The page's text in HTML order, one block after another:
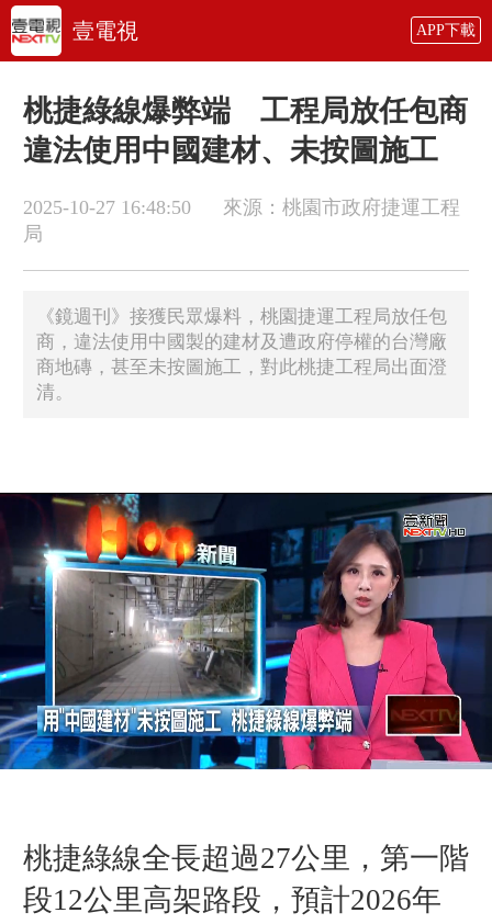
壹電視 APP下載
桃捷綠線爆弊端 工程局放任包商
違法使用中國建材、未按圖施工
2025-10-27 16:48:50
來源：桃園市政府捷運工程
局
《鏡週刊》接獲民眾爆料，桃園捷運工程局放任包
商，違法使用中國製的建材及遭政府停權的台灣廠
商地磚，甚至未按圖施工，對此桃捷工程局出面澄
清。
桃捷綠線全長超過27公里，第一階
段12公里高架路段，預計2026年